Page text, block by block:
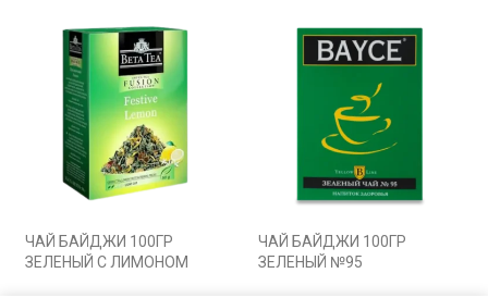
ЧАЙ БАЙДЖИ 100ГР
ЗЕЛЕНЫЙ С ЛИМОНОМ
ЧАЙ БАЙДЖИ 100ГР
ЗЕЛЕНЫЙ №95